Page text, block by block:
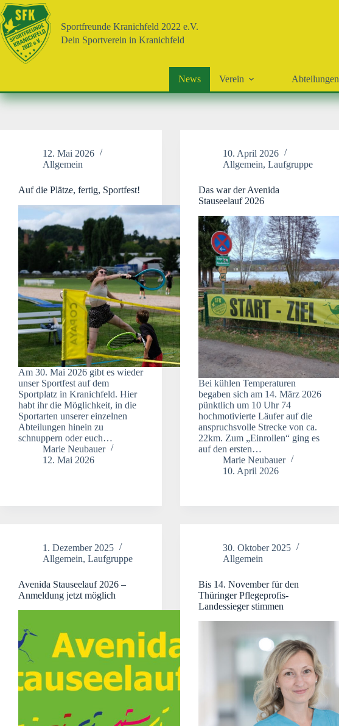
Zum
Inhalt
springen
Sportfreunde Kranichfeld 2022 e.V.
Dein Sportverein in Kranichfeld
News Verein Abteilungen
12. Mai 2026
Allgemein
Auf die Plätze, fertig, Sportfest!
Am 30. Mai 2026 gibt es wieder
unser Sportfest auf dem
Sportplatz in Kranichfeld. Hier
habt ihr die Möglichkeit, in die
Sportarten unserer einzelnen
Abteilungen hinein zu
schnuppern oder euch…
Marie Neubauer
12. Mai 2026
10. April 2026
Allgemein,Laufgruppe
Das war der Avenida
Stauseelauf 2026
Bei kühlen Temperaturen
begaben sich am 14. März 2026
pünktlich um 10 Uhr 74
hochmotivierte Läufer auf die
anspruchsvolle Strecke von ca.
22km. Zum „Einrollen“ ging es
auf den ersten…
Marie Neubauer
10. April 2026
1. Dezember 2025
Allgemein, Laufgruppe
Avenida Stauseelauf 2026 –
Anmeldung jetzt möglich
30. Oktober 2025
Allgemein
Bis 14. November für den
Thüringer Pflegeprofis-
Landessieger stimmen